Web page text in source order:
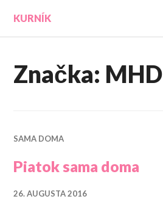
obsah
KURNÍK
Značka: MHD
SAMA DOMA
Piatok sama doma
26. AUGUSTA 2016